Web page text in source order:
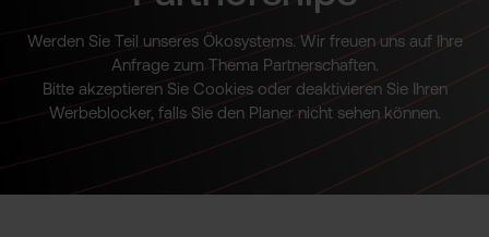
Werden Sie Teil unseres Ökosyste­ms. Wir freuen uns auf Ihre
Anfrage zum Thema Partners­chaften.
Bitte akzeptie­ren Sie Cookies oder deaktivi­eren Sie Ihren
Werbeblo­cker, falls Sie den Planer nicht sehen können.